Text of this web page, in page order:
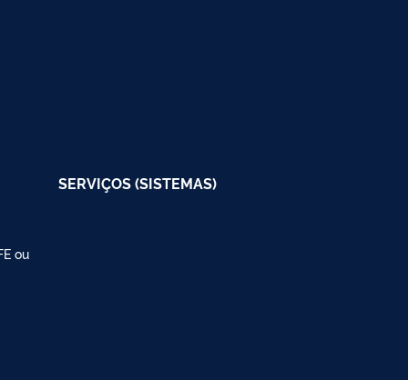
ou
SERVIÇOS (SISTEMAS)